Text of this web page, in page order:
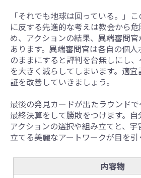
「それでも地球は回っている。」
に反する先進的な考えは教会から
め、アクションの結果、異端審問
あります。異端審問官は各自の個
のままにすると評判を台無しにし
を大きく減らしてしまいます。適
証を改善していきましょう。
最後の発見カードが出たラウンドで
最終決算をして勝敗をつけます。
アクションの選択や組み立てと、
立てる美麗なアートワークが目を引
内容物